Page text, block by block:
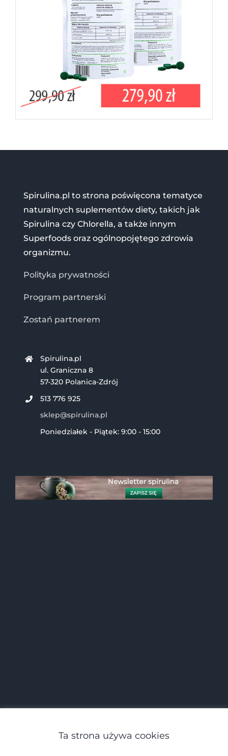
Spirulina.pl to strona poświęcona tematyce
naturalnych suplementów diety, takich jak
Spirulina czy Chlorella, a także innym
Superfoods oraz ogólnopojętego zdrowia
organizmu.
Polityka prywatności
Program partnerski
Zostań partnerem
Spirulina.pl
ul. Graniczna 8
57-320 Polanica-Zdrój
513 776 925
sklep@spirulina.pl
Poniedziałek - Piątek: 9:00 - 15:00
Ta strona używa cookies